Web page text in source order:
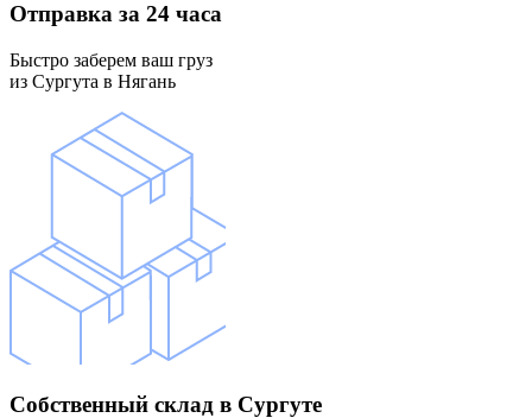
Отправка за 24 часа
Быстро заберем ваш груз
из Сургута в Нягань
Собственный склад в Сургуте